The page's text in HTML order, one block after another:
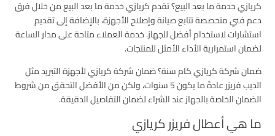
كريازي خدمة ما بعد البيع؟ تقدم كريازي خدمة ما بعد البيع من خلال فرق
دعم فني متخصصة تتابع صيانة وإصلاح الأجهزة، بالإضافة إلى تقديم
استشارات لاستخدام أفضل للجهاز. خدمة العملاء متاحة على مدار الساعة
لضمان استمرارية الأداء الأمثل للمنتجات.
ضمان شركة كريازي كام سنة؟ ضمان شركة كريازي لأجهزة التبريد مثل
الديب فريزر عادةً ما يكون 5 سنوات، ولكن من الأفضل التحقق من شروط
الضمان الخاصة بالجهاز عند الشراء لضمان التفاصيل الدقيقة.
ما هي أعطال فريزر كريازي